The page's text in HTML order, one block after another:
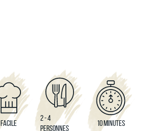
FACILE
2 - 4
PERSONNES
10 MINUTES